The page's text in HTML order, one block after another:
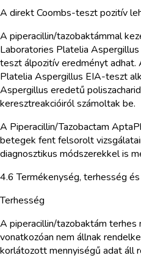
A direkt Coombs-teszt pozitív
A piperacillin/tazobaktámmal
Laboratories Platelia
teszt álpozitív eredményt adhat.
Platelia Aspergillus EIA-teszt
Aspergillus eredetű
keresztreakcióiról számoltak be.
A Piperacillin/Tazobactam
betegek fent felsorolt
diagnosztikus módszerekkel is
4.6 Termékenység, terhesség
Terhesség
A piperacillin/tazobaktám terhes
vonatkozóan nem állnak
korlátozott mennyiségű adat áll